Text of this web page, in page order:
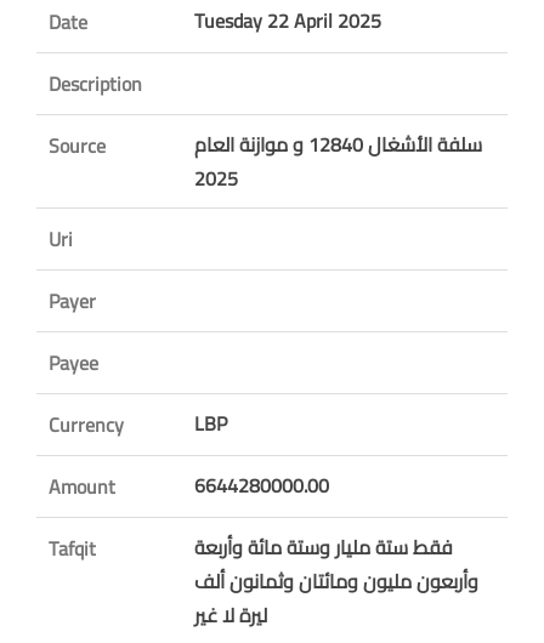
Date
Tuesday 22 April 2025
Description
Source
سلفة الأشغال 12840 و موازنة العام
2025
Uri
Payer
Payee
Currency
LBP
Amount
6644280000.00
Tafqit
فقط ستة مليار وستة مائة وأربعة
وأربعون مليون ومائتان وثمانون ألف
ليرة لا غير